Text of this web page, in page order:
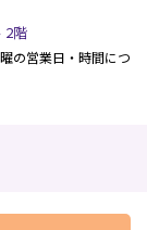
2階
の営業日・時間につ